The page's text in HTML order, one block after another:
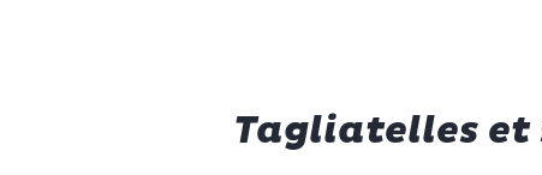
Tagliatelles et